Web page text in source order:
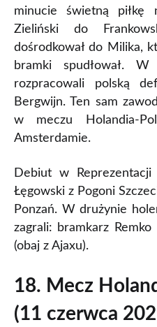
minucie świetną piłkę
Zieliński do
dośrodkował do Milika,
bramki spudłował.
rozpracowali polską
Bergwijn. Ten sam
w meczu Holandia-
Amsterdamie.
Debiut w
Łęgowski z Pogoni
Ponzań. W drużynie
zagrali: bramkarz
(obaj z Ajaxu).
18. Mecz
(11 czerwca